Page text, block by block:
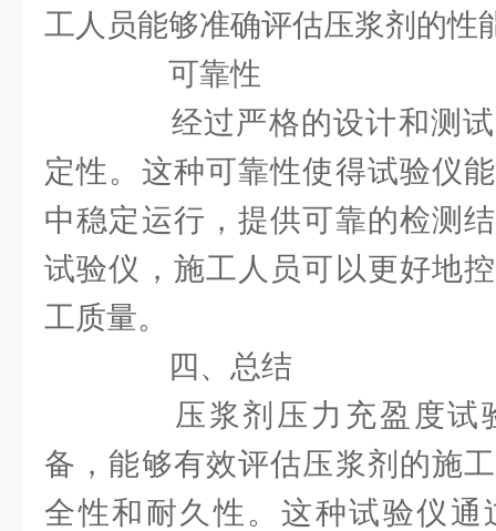
工人员能够准确评估压浆剂的性
可靠性
经过严格的设计和测试
定性。这种可靠性使得试验仪
中稳定运行，提供可靠的检测
试验仪，施工人员可以更好地
工质量。
四、总结
压浆剂压力充盈度试
备，能够有效评估压浆剂的施
全性和耐久性。这种试验仪通